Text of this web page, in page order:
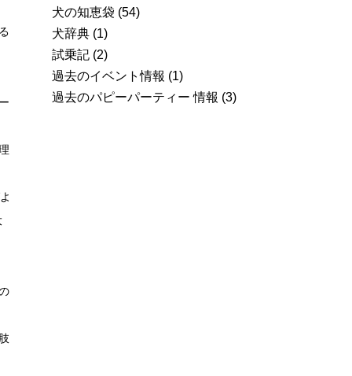
犬の知恵袋 (54)
犬辞典 (1)
試乗記 (2)
過去のイベント情報 (1)
過去のパピーパーティー 情報 (3)